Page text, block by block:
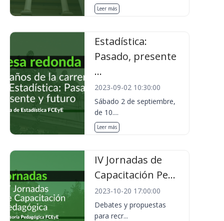
Leer más
Estadística:
Pasado, presente
...
2023-09-02 10:30:00
Sábado 2 de septiembre,
de 10....
Leer más
IV Jornadas de
Capacitación Pe...
2023-10-20 17:00:00
Debates y propuestas
para recr...